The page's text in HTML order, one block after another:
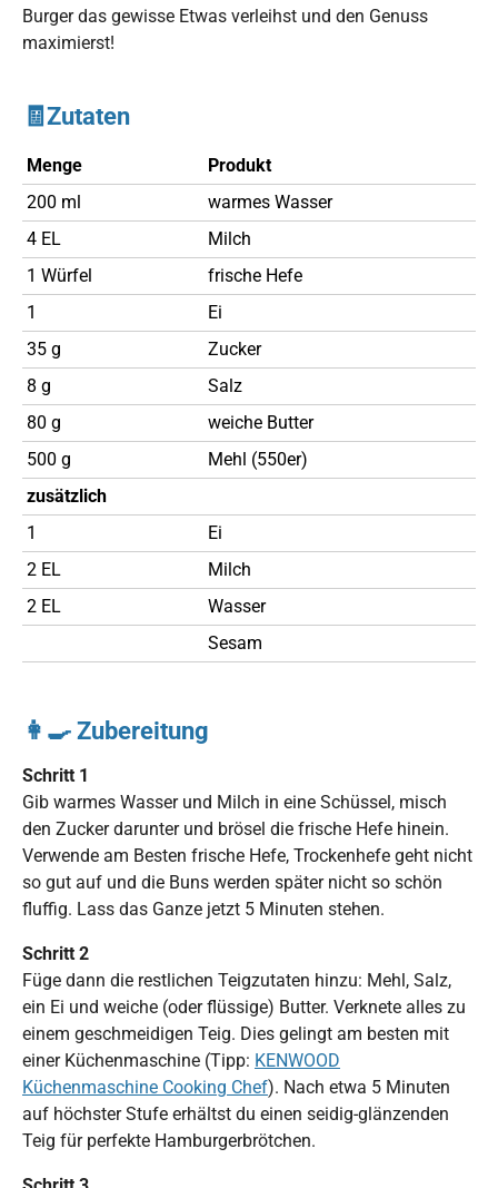
Burger das gewisse Etwas verleihst und den Genuss
maximierst!
🧾Zutaten
Menge
Produkt
200 ml
warmes Wasser
4 EL
Milch
1 Würfel
frische Hefe
1
Ei
35 g
Zucker
8 g
Salz
80 g
weiche Butter
500 g
Mehl (550er)
zusätzlich
1
Ei
2 EL
Milch
2 EL
Wasser
Sesam
👩‍🍳 Zubereitung
Schritt 1
Gib warmes Wasser und Milch in eine Schüssel, misch
den Zucker darunter und brösel die frische Hefe hinein.
Verwende am Besten frische Hefe, Trockenhefe geht nicht
so gut auf und die Buns werden später nicht so schön
fluffig. Lass das Ganze jetzt 5 Minuten stehen.
Schritt 2
Füge dann die restlichen Teigzutaten hinzu: Mehl, Salz,
ein Ei und weiche (oder flüssige) Butter. Verknete alles zu
einem geschmeidigen Teig. Dies gelingt am besten mit
einer Küchenmaschine (Tipp: KENWOOD
Küchenmaschine Cooking Chef). Nach etwa 5 Minuten
auf höchster Stufe erhältst du einen seidig-glänzenden
Teig für perfekte Hamburgerbrötchen.